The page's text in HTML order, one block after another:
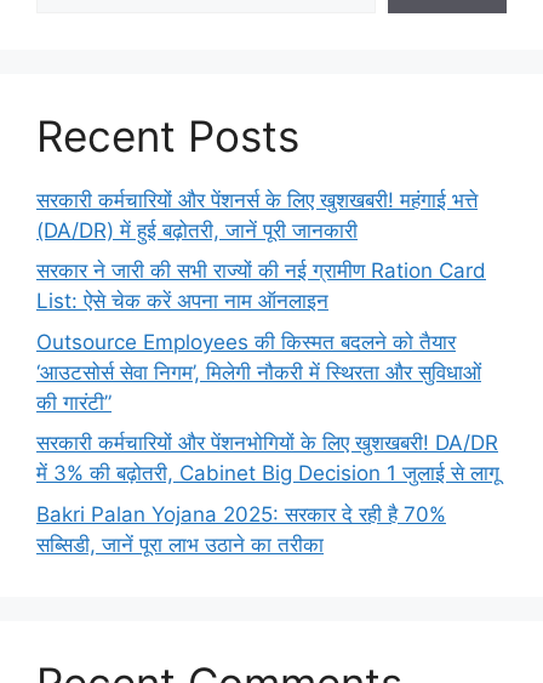
Recent Posts
सरकारी कर्मचारियों और पेंशनर्स के लिए खुशखबरी! महंगाई भत्ते
(DA/DR) में हुई बढ़ोतरी, जानें पूरी जानकारी
सरकार ने जारी की सभी राज्यों की नई ग्रामीण Ration Card
List: ऐसे चेक करें अपना नाम ऑनलाइन
Outsource Employees की किस्मत बदलने को तैयार
‘आउटसोर्स सेवा निगम’, मिलेगी नौकरी में स्थिरता और सुविधाओं
की गारंटी”
सरकारी कर्मचारियों और पेंशनभोगियों के लिए खुशखबरी! DA/DR
में 3% की बढ़ोतरी, Cabinet Big Decision 1 जुलाई से लागू
Bakri Palan Yojana 2025: सरकार दे रही है 70%
सब्सिडी, जानें पूरा लाभ उठाने का तरीका